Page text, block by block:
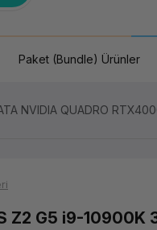
Paket (Bundle) Ürünler
NVIDIA QUADRO
Z2 G5 i9-10900K